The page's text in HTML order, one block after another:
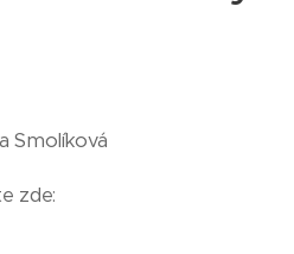
Smolíková
zde: